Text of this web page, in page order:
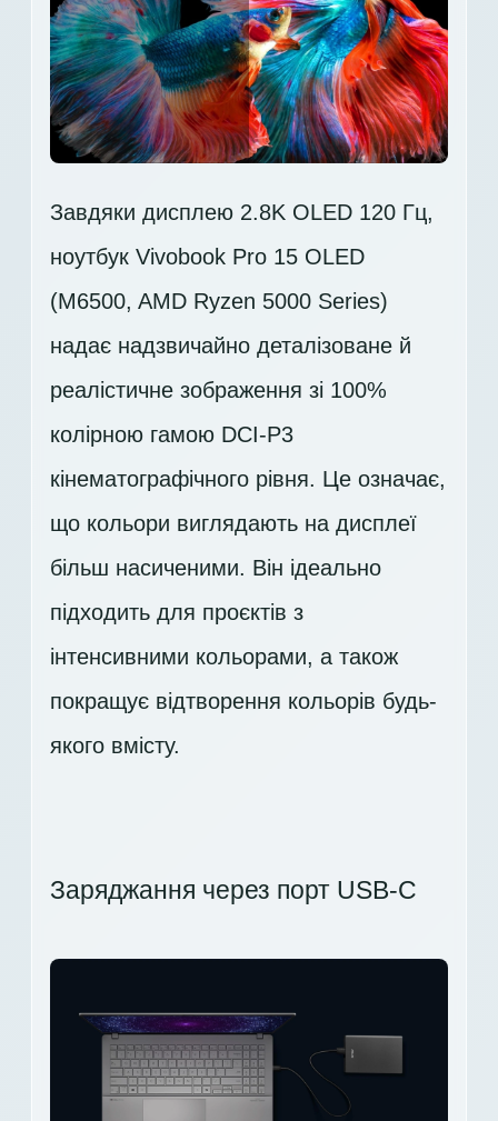
Завдяки дисплею 2.8K OLED 120 Гц,
ноутбук Vivobook Pro 15 OLED
(M6500, AMD Ryzen 5000 Series)
надає надзвичайно деталізоване й
реалістичне зображення зі 100%
колірною гамою DCI-P3
кінематографічного рівня. Це означає,
що кольори виглядають на дисплеї
більш насиченими. Він ідеально
підходить для проєктів з
інтенсивними кольорами, а також
покращує відтворення кольорів будь-
якого вмісту.
Заряджання через порт USB-C